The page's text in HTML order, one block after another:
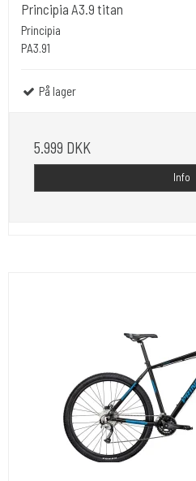
Principia A3.9 titan
Principia
PA3.91
På lager
5.999 DKK
Info